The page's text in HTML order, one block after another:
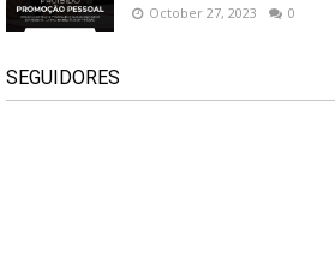
October 27, 2023 0
SEGUIDORES